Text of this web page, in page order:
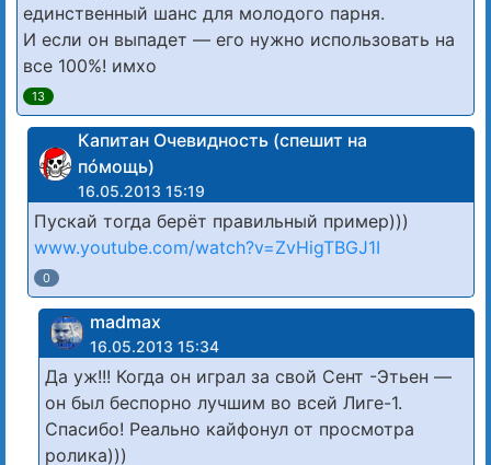
единственный шанс для молодого парня.
И если он выпадет — его нужно использовать на
все 100%! имхо
13
Капитан Очевидность (спешит на
пóмощь)
16.05.2013 15:19
Пускай тогда берёт правильный пример)))
www.youtube.com/watch?v=ZvHigTBGJ1I
0
madmax
16.05.2013 15:34
Да уж!!! Когда он играл за свой Сент -Этьен —
он был беспорно лучшим во всей Лиге-1.
Спасибо! Реально кайфонул от просмотра
ролика)))